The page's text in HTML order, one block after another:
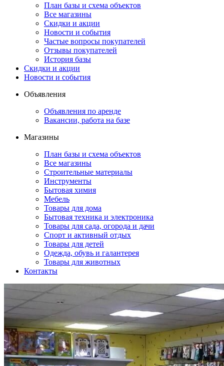
План базы и схема объектов
Все магазины
Скидки и акции
Новости и события
Частые вопросы покупателей
Отзывы покупателей
История базы
Скидки и акции
Новости и события
Объявления
Объявления по аренде
Вакансии, работа на базе
Магазины
План базы и схема объектов
Все магазины
Строительные материалы
Инструменты
Бытовая химия
Мебель
Товары для дома
Бытовая техника и электроника
Товары для сада, огорода и дачи
Спорт и активный отдых
Товары для детей
Одежда, обувь и галантерея
Товары для животных
Контакты